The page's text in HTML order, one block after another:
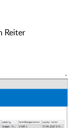
Reiter